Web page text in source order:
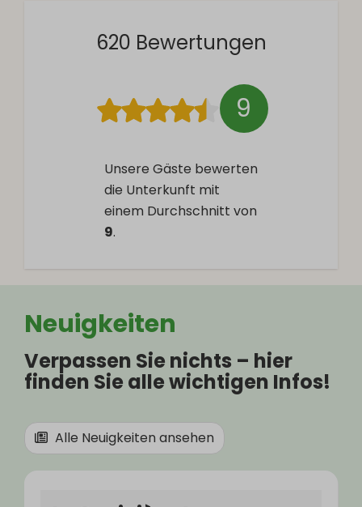
620 Bewertungen
9
Unsere Gäste bewerten
die Unterkunft mit
einem Durchschnitt von
9.
Neuigkeiten
Verpassen Sie nichts – hier
finden Sie alle wichtigen Infos!
Alle Neuigkeiten ansehen